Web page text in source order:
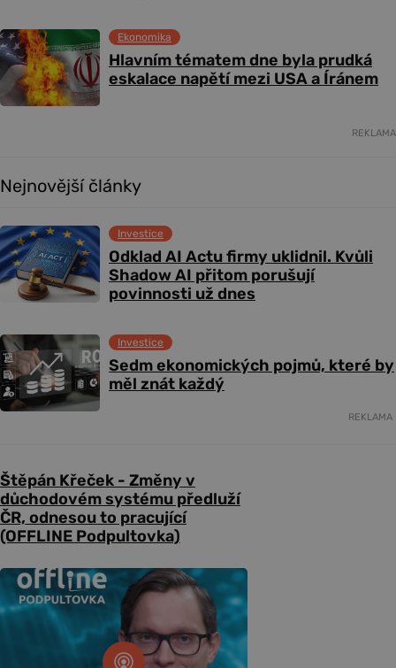
Hlavním tématem dne byla prudká
eskalace napětí mezi USA a Íránem
Ekonomika
REKLAMA
Nejnovější články
Odklad AI Actu firmy uklidnil. Kvůli
Shadow AI přitom porušují
povinnosti už dnes
Investice
Sedm ekonomických pojmů, které by
měl znát každý
Investice
REKLAMA
Štěpán Křeček - Změny v
důchodovém systému předluží
ČR, odnesou to pracující
(OFFLINE Podpultovka)